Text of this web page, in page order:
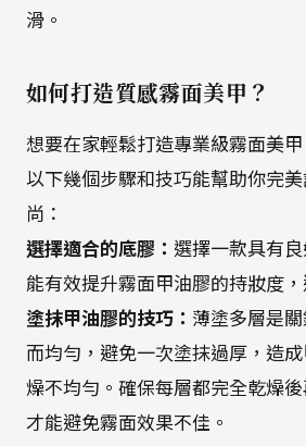
滑。
如何打造質感霧面美甲？
想要在家輕鬆打造專業級霧面美甲
以下幾個步驟和技巧能幫助你完
尚：
選擇適合的底膠： 選擇一款具有
能有效提升霧面甲油膠的持妝度，
塗抹甲油膠的技巧： 薄塗多層是
而均勻，避免一次塗抹過厚，造
燥不均勻。確保每層都完全乾燥
才能避免霧面效果不佳。